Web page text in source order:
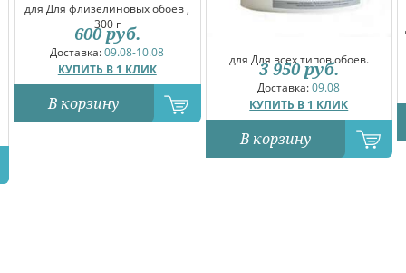
для Для флизелиновых обоев ,
300 г
Доставка:09.08-10.08
КУПИТЬ В 1 КЛИК
600 руб.
В корзину
для Для всех типов обоев.
Доставка:09.08
КУПИТЬ В 1 КЛИК
3 950 руб.
В корзину